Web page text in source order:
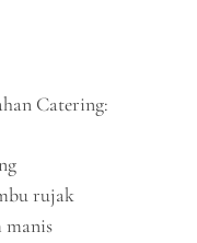
Catering:
rujak
manis